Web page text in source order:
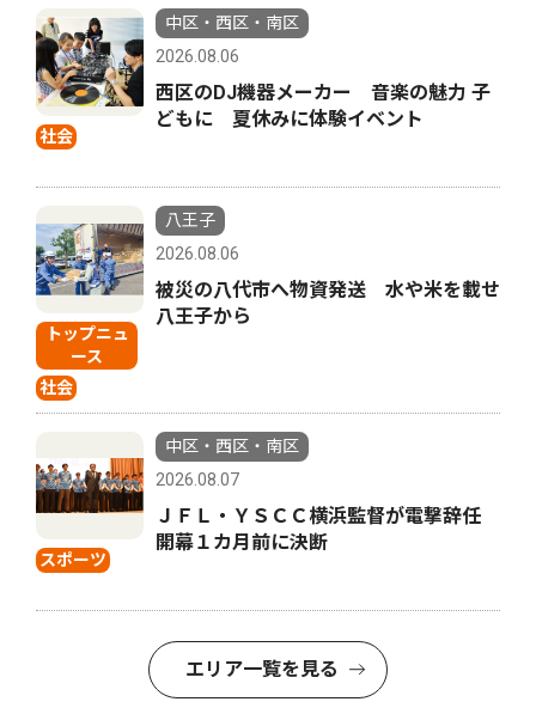
社会
中区・西区・南区
2026.08.06
西区のDJ機器メーカー 音楽の魅力 子
どもに 夏休みに体験イベント
トップニュ
ース
社会
八王子
2026.08.06
被災の八代市へ物資発送 水や米を載せ
八王子から
スポーツ
中区・西区・南区
2026.08.07
ＪＦＬ・ＹＳＣＣ横浜監督が電撃辞任
開幕１カ月前に決断
エリア一覧を見る